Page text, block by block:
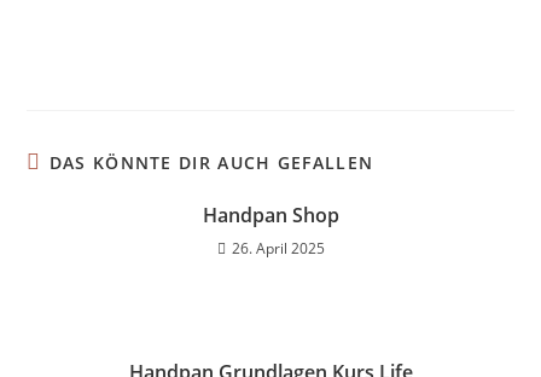
DAS KÖNNTE DIR AUCH GEFALLEN
Handpan Shop
26. April 2025